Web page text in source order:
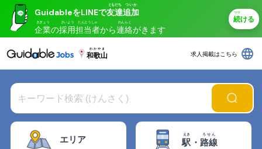
GuidableをLINEで友達
ともだち
追加
ついか
企業
きぎょう
の採用
さいよう
担当者
たんとうしゃ
から連絡
れんらく
がきます
続
つづ
ける
和歌山
わかやま
求人掲載はこちら language
エリア 駅
えき
・ 路線
ろせん